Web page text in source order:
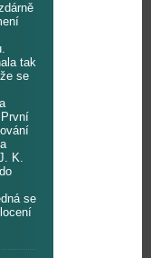
tak
se
K.
se